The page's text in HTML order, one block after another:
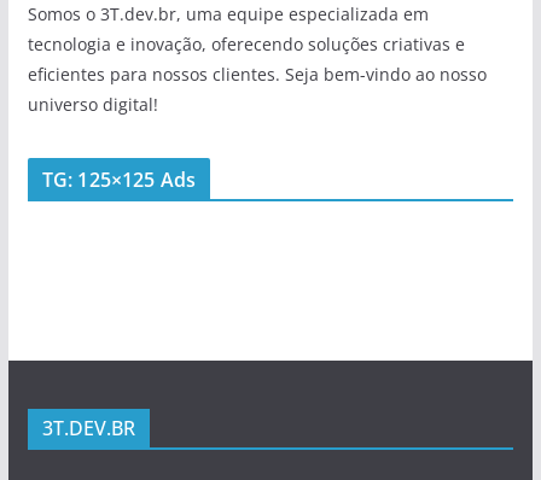
Somos o 3T.dev.br, uma equipe especializada em
tecnologia e inovação, oferecendo soluções criativas e
eficientes para nossos clientes. Seja bem-vindo ao nosso
universo digital!
TG: 125×125 Ads
3T.DEV.BR